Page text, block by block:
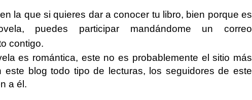
la que si quieres dar a conocer tu libro, bien porque es
puedes participar mandándome un correo
contigo.
es romántica, este no es probablemente el sitio más
blog todo tipo de lecturas, los seguidores de este
a él.